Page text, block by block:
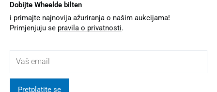
Dobijte Wheelde bilten
i primajte najnovija ažuriranja o našim aukcijama!
Primjenjuju se pravila o privatnosti.
Pretplatite se